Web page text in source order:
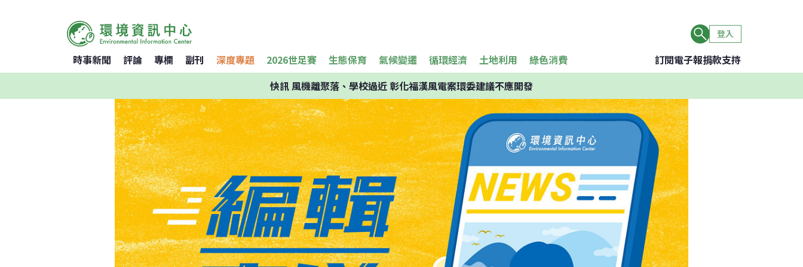
登入
時事新聞 評論 專欄 副刊 深度專題 2026世足賽 生態保育 氣候變遷 循環經濟 土地利用 綠色消費 訂閱電子報捐款支持
快訊風機離聚落、學校過近 彰化福漢風電案環委建議不應開發